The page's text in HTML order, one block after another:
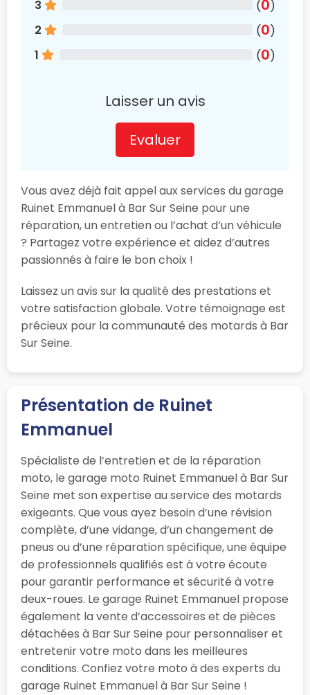
3 (0)
2
(0)
1
(0)
Laisser un avis
Evaluer
Vous avez déjà fait appel aux services du garage
Ruinet Emmanuel à Bar Sur Seine pour une
réparation, un entretien ou l’achat d’un véhicule
? Partagez votre expérience et aidez d’autres
passionnés à faire le bon choix !
Laissez un avis sur la qualité des prestations et
votre satisfaction globale. Votre témoignage est
précieux pour la communauté des motards à Bar
Sur Seine.
Présentation de Ruinet
Emmanuel
Spécialiste de l’entretien et de la réparation
moto, le garage moto Ruinet Emmanuel à Bar Sur
Seine met son expertise au service des motards
exigeants. Que vous ayez besoin d’une révision
complète, d’une vidange, d’un changement de
pneus ou d’une réparation spécifique, une équipe
de professionnels qualifiés est à votre écoute
pour garantir performance et sécurité à votre
deux-roues. Le garage Ruinet Emmanuel propose
également la vente d’accessoires et de pièces
détachées à Bar Sur Seine pour personnaliser et
entretenir votre moto dans les meilleures
conditions. Confiez votre moto à des experts du
garage Ruinet Emmanuel à Bar Sur Seine !